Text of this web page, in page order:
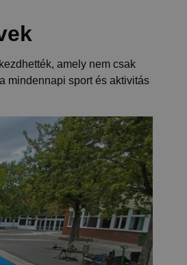
amely nem csak
mindennapi sport és aktivitás